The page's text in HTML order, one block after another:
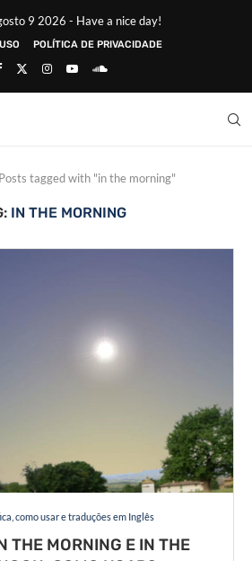
9 2026 - Have a nice day!
POLÍTICA DE PRIVACIDADE
Posts tagged with "in the morning"
IN THE MORNING
como usar e traduções em Inglês
THE MORNING E IN THE